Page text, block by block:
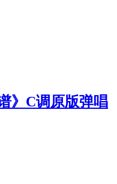
》C调原版弹唱